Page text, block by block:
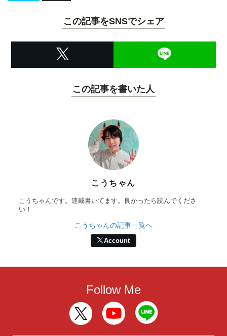
この記事をSNSでシェア
この記事を書いた人
こうちゃん
こうちゃんです。連載書いてます。良かったら読んでくださ
い！
こうちゃんの記事一覧へ
Account
Follow Me